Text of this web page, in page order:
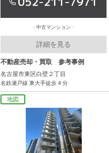
中古マンション
詳細を見る
不動産売却・買取 参考事例
名古屋市東区白壁２丁目
名鉄瀬戸線 東大手徒歩 4 分
地図